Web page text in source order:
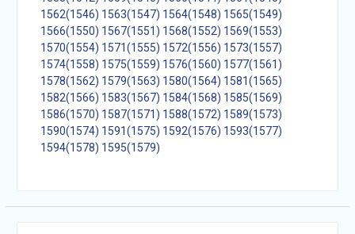
1562(1546) 1563(1547) 1564(1548) 1565(1549)
1566(1550) 1567(1551) 1568(1552) 1569(1553)
1570(1554) 1571(1555) 1572(1556) 1573(1557)
1574(1558) 1575(1559) 1576(1560) 1577(1561)
1578(1562) 1579(1563) 1580(1564) 1581(1565)
1582(1566) 1583(1567) 1584(1568) 1585(1569)
1586(1570) 1587(1571) 1588(1572) 1589(1573)
1590(1574) 1591(1575) 1592(1576) 1593(1577)
1594(1578) 1595(1579)